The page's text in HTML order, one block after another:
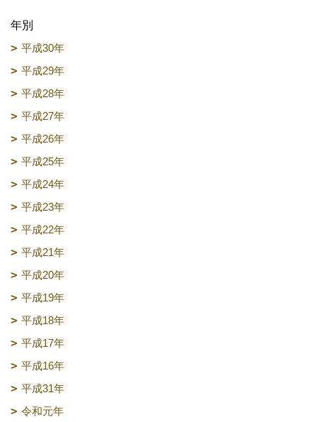
年別
平成30年
平成29年
平成28年
平成27年
平成26年
平成25年
平成24年
平成23年
平成22年
平成21年
平成20年
平成19年
平成18年
平成17年
平成16年
平成31年
令和元年